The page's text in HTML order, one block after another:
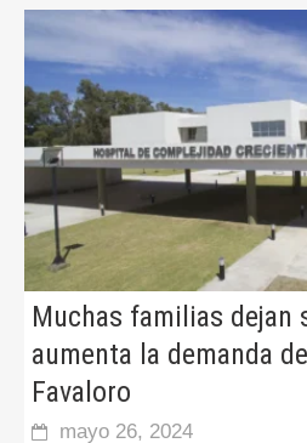
Muchas familias dejan
aumenta la demanda
Favaloro
mayo 26, 2024